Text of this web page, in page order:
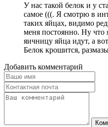
У нас такой белок и у
самое (((. Я смотрю в
таких яйцах, видимо
меня постоянно. Ну что
яичницу яйца идут, а
Белок крошится,
Добавить комментарий